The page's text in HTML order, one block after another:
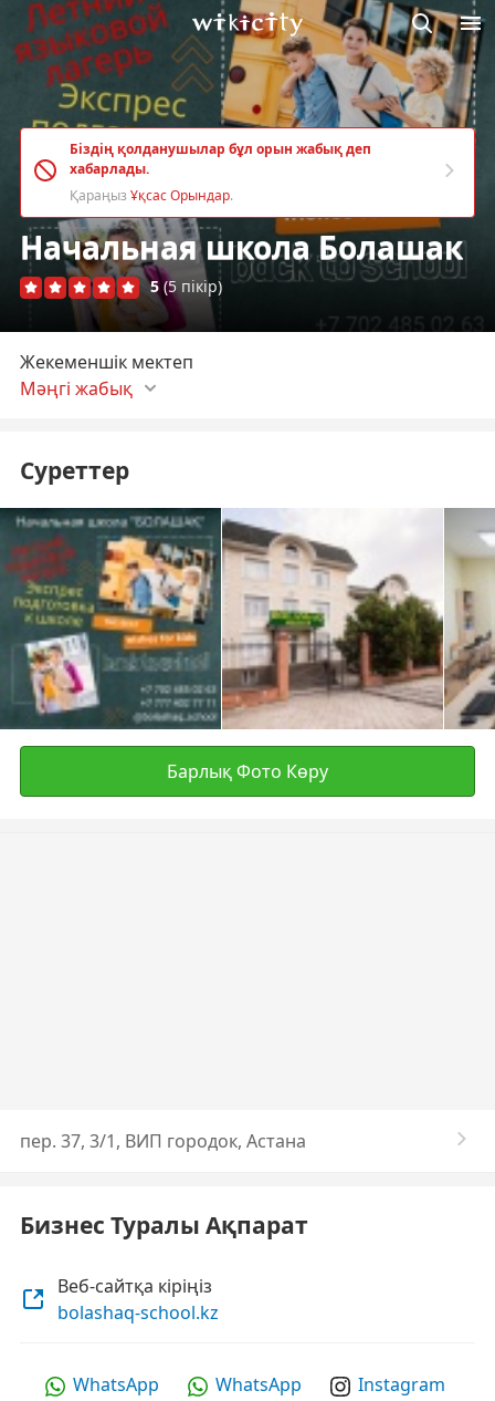
Викисити
Біздің қолданушылар бұл орын жабық деп
хабарлады.
ҚараңызҰқсас Орындар.
Начальная школа Болашак
5 (5 пікір)
Жекеменшік мектеп
Мәңгі жабық
Суреттер
Барлық Фото Көру
пер. ​37, 3/1, ВИП городок, Астана
Бизнес Туралы Ақпарат
Веб-сайтқа кіріңіз
bolashaq-school.kz
WhatsApp WhatsApp Instagram